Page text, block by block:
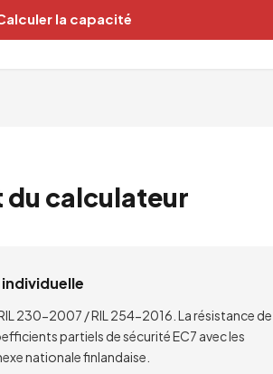
la capacité
calculateur
230-2007 / RIL 254-2016. La résistance de
partiels de sécurité EC7 avec les
nationale finlandaise.